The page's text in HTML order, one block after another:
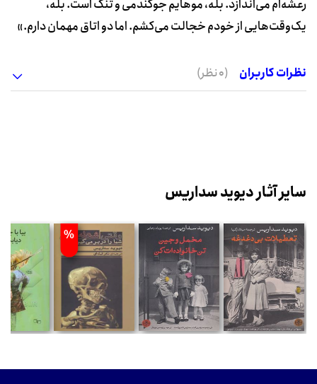
رعشه‌ام می‌اندازد. بله، موهایم جوگندمی و تُنُک است. بله،
یک‌وقت‌هایی از خودم خجالت می‌کشم. اما دو اتاق مهمان دارم.»
نظرات کاربران (0 نظر)
سایر آثار دیوید سداریس
%